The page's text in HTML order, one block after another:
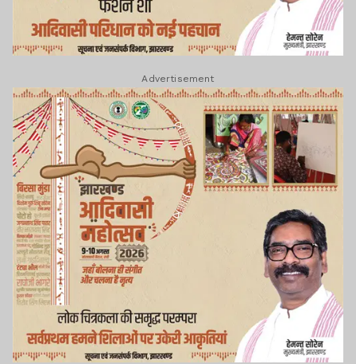
Advertisement